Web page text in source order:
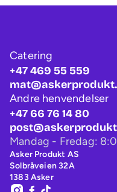
Catering
+47 469 55 559
Andre henvendelser
+47 66 76 14 80
Mandag - Fredag:
Asker Produkt AS
Solbråveien 32A
1383 Asker